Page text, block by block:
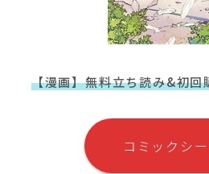
【漫画】無料立ち読み&初
コミックシ